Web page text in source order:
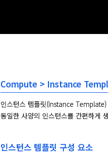
Compute > Instance
인스턴스 템플릿(Instance
동일한 사양의 인스턴스를 간편하게
인스턴스 템플릿 구성 요소